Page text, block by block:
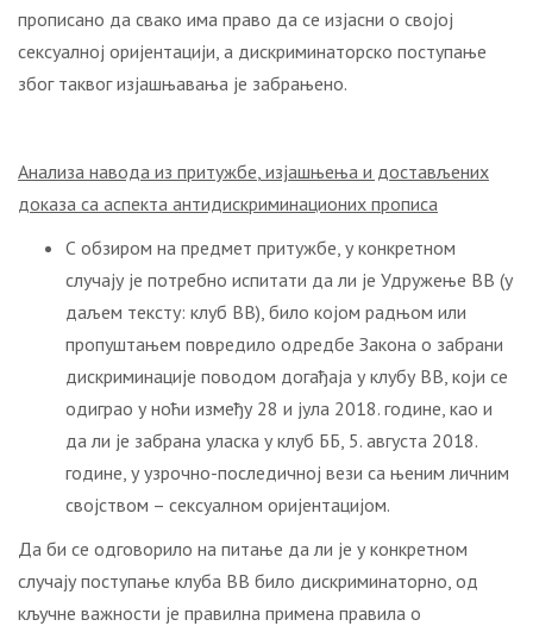
прописано да свако има право да се изјасни о својој
сексуалној оријентацији, а дискриминаторско поступање
због таквог изјашњавања је забрањено.
Анализа навода из притужбе, изјашњења и достављених
доказа са аспекта антидискриминационих прописа
С обзиром на предмет притужбе, у конкретном
случају је потребно испитати да ли је Удружење ВВ (у
даљем тексту: клуб ВВ), било којом радњом или
пропуштањем повредило одредбе Закона о забрани
дискриминације поводом догађаја у клубу ВВ, који се
одиграо у ноћи између 28 и јула 2018. године, као и
да ли је забрана уласка у клуб ББ, 5. августа 2018.
године, у узрочно-последичној вези са њеним личним
својством – сексуалном оријентацијом.
Да би се одговорило на питање да ли је у конкретном
случају поступање клуба ВВ било дискриминаторно, од
кључне важности је правилна примена правила о